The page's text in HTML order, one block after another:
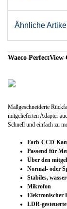
Ähnliche Artikel
Waeco
Maßgeschneiderte
mitgelieferten Adapter
Schnell und einfach zu
Farb-CCD-
Passend für
Über den
Normal- oder
Stabiles,
Mikrofon
Elektronischer
LDR-